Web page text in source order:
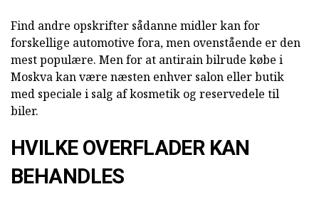
Find andre opskrifter sådanne midler kan for
forskellige automotive fora, men ovenstående er den
mest populære. Men for at antirain bilrude købe i
Moskva kan være næsten enhver salon eller butik
med speciale i salg af kosmetik og reservedele til
biler.
HVILKE OVERFLADER KAN
BEHANDLES